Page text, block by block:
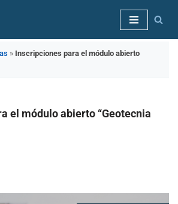
» Inscripciones para el módulo abierto
el módulo abierto “Geotecnia